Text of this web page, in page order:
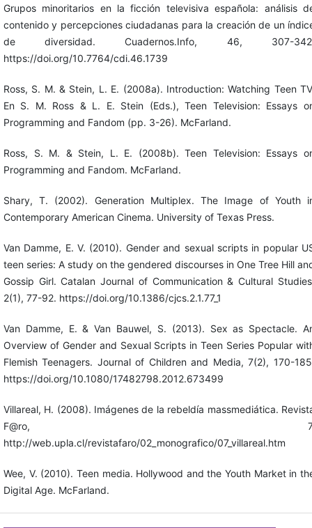
Grupos minoritarios en la ficción televisiva española: análisis
contenido y percepciones ciudadanas para la creación de un
de diversidad. Cuadernos.Info, 46, 307-
https://doi.org/10.7764/cdi.46.1739
Ross, S. M. & Stein, L. E. (2008a). Introduction: Watching Teen
En S. M. Ross & L. E. Stein (Eds.), Teen Television: Essays
Programming and Fandom (pp. 3-26). McFarland.
Ross, S. M. & Stein, L. E. (2008b). Teen Television: Essays
Programming and Fandom. McFarland.
Shary, T. (2002). Generation Multiplex. The Image of Youth
Contemporary American Cinema. University of Texas Press.
Van Damme, E. V. (2010). Gender and sexual scripts in popular
teen series: A study on the gendered discourses in One Tree Hill
Gossip Girl. Catalan Journal of Communication & Cultural
2(1), 77-92. https://doi.org/10.1386/cjcs.2.1.77_1
Van Damme, E. & Van Bauwel, S. (2013). Sex as Spectacle.
Overview of Gender and Sexual Scripts in Teen Series Popular
Flemish Teenagers. Journal of Children and Media, 7(2), 170-
https://doi.org/10.1080/17482798.2012.673499
Villareal, H. (2008). Imágenes de la rebeldía massmediática.
F@ro,
http://web.upla.cl/revistafaro/02_monografico/07_villareal.htm
Wee, V. (2010). Teen media. Hollywood and the Youth Market in
Digital Age. McFarland.